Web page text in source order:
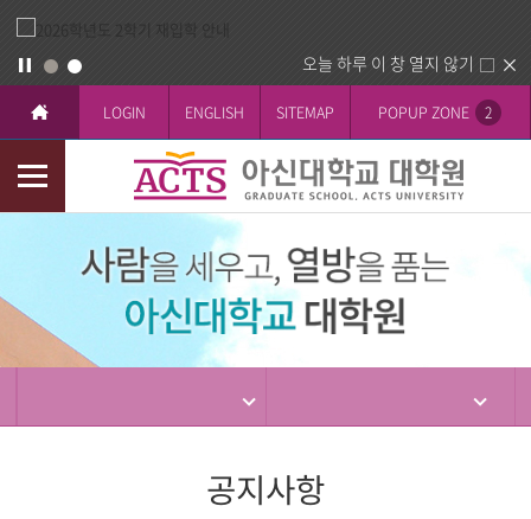
오늘 하루 이 창 열지 않기
LOGIN ENGLISH SITEMAP POPUP ZONE 2
모
바
공지사항